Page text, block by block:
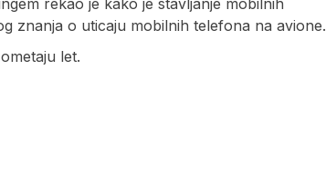
rekao je kako je stavljanje mobilnih
znanja o uticaju mobilnih telefona na avione.
let.